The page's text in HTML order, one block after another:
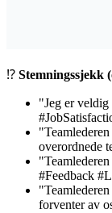
⁉️ Stemningssjekk
"Jeg er
overordnede
#Feedback
forventer av